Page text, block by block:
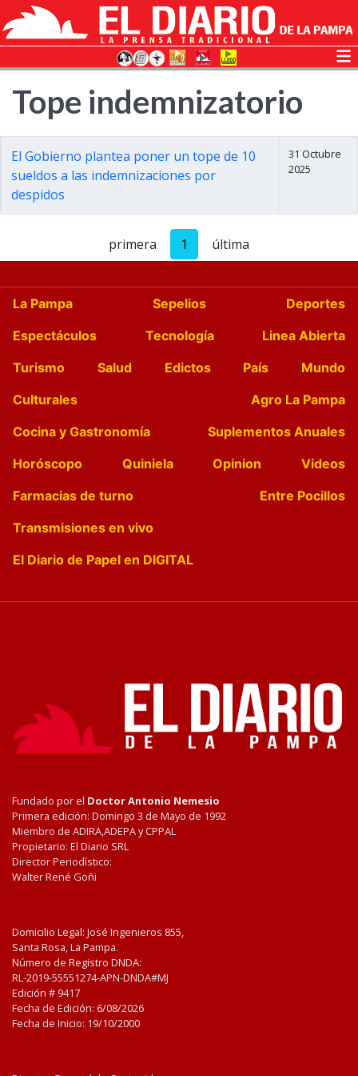
Tope indemnizatorio
El Gobierno plantea poner un tope de 10
sueldos a las indemnizaciones por
despidos
31 Octubre
2025
primera 1 última
La Pampa Sepelios
Deportes
Espectáculos
Tecnología
Linea Abierta
Turismo
Salud Edictos País
Mundo
Culturales
Agro La Pampa
Cocina y Gastronomía
Suplementos Anuales
Horóscopo
Quiniela Opinion
Videos
Farmacias de turno
Entre Pocillos
Transmisiones en vivo
El Diario de Papel en DIGITAL
Fundado por el Doctor Antonio Nemesio
Primera edición: Domingo 3 de Mayo de 1992
Miembro de ADIRA,ADEPA y CPPAL
Propietario: El Diario SRL
Director Periodístico:
Walter René Goñi
Domicilio Legal: José Ingenieros 855,
Santa Rosa, La Pampa.
Número de Registro DNDA:
RL-2019-55551274-APN-DNDA#MJ
Edición # 9417
Fecha de Edición: 6/08/2026
Fecha de Inicio: 19/10/2000